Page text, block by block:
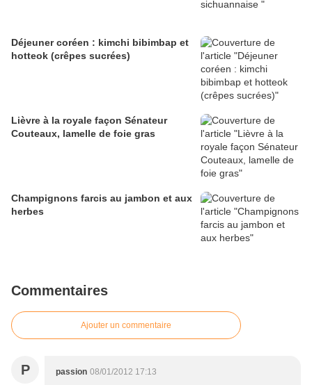
Déjeuner coréen : kimchi bibimbap et
hotteok (crêpes sucrées)
Lièvre à la royale façon Sénateur
Couteaux, lamelle de foie gras
Champignons farcis au jambon et aux
herbes
Commentaires
Ajouter un commentaire
P passion 08/01/2012 17:13